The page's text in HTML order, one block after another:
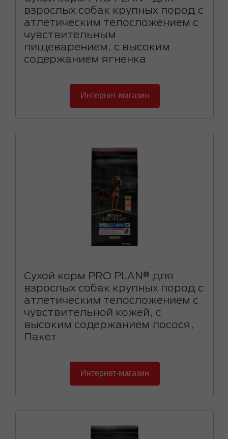
взрослых собак крупных пород с
атлетическим телосложением с
чувствительным
пищеварением, с высоким
содержанием ягненка
Интернет-магазин
Сухой корм PRO PLAN® для
взрослых собак крупных пород с
атлетическим телосложением с
чувствительной кожей, с
высоким содержанием лосося,
Пакет
Интернет-магазин